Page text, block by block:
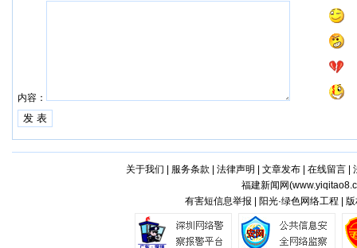
内容：
关于我们 服务条款 法律声明 文章发布| 在线留言|
福建新闻网(
有害短信息举报 | 阳光·绿色网络工程 |